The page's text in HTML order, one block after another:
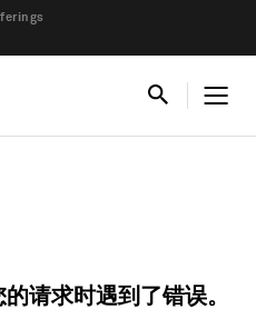
请求时遇到了错误。